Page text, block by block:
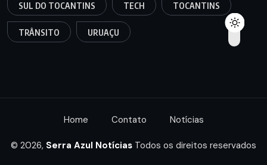
SUL DO TOCANTINS TECH TOCANTINS
TRÂNSITO URUAÇU
Home Contato Notícias
© 2026, Serra Azul Notícias Todos os direitos reservados